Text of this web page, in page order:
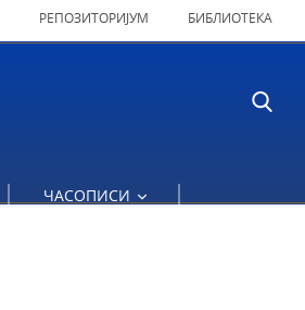
РЕПОЗИТОРИЈУМ БИБЛИОТЕКА
ЧАСОПИСИ